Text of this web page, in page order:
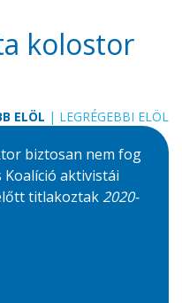
kolostor
ELÖL | LEGRÉGEBBI ELÖL
biztosan nem fog
aktivistái
titlakoztak 2020-